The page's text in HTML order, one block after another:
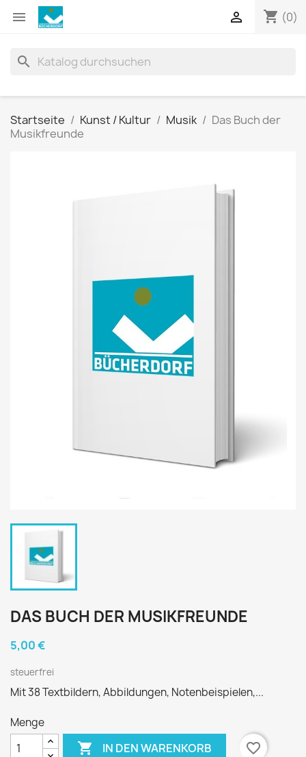
 shopping_cart (0)

search
Startseite Kunst / Kultur Musik
Das Buch der
Musikfreunde
DAS BUCH DER MUSIKFREUNDE
5,00 €
steuerfrei
Mit 38 Textbildern, Abbildungen, Notenbeispielen,...
Menge
 IN DEN WARENKORB
favorite_border